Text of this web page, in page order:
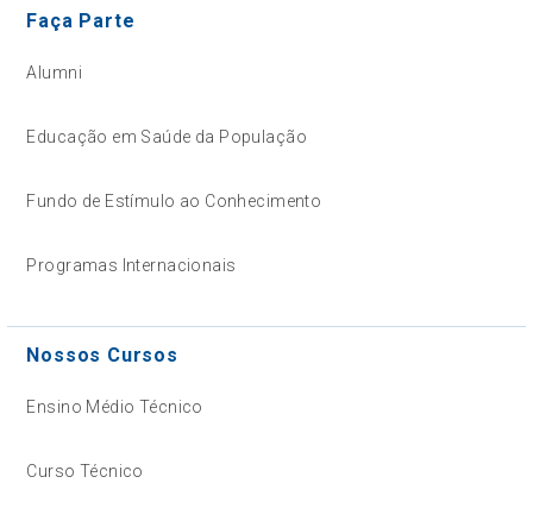
Faça Parte
Alumni
Educação em Saúde da População
Fundo de Estímulo ao Conhecimento
Programas Internacionais
Nossos Cursos
Ensino Médio Técnico
Curso Técnico